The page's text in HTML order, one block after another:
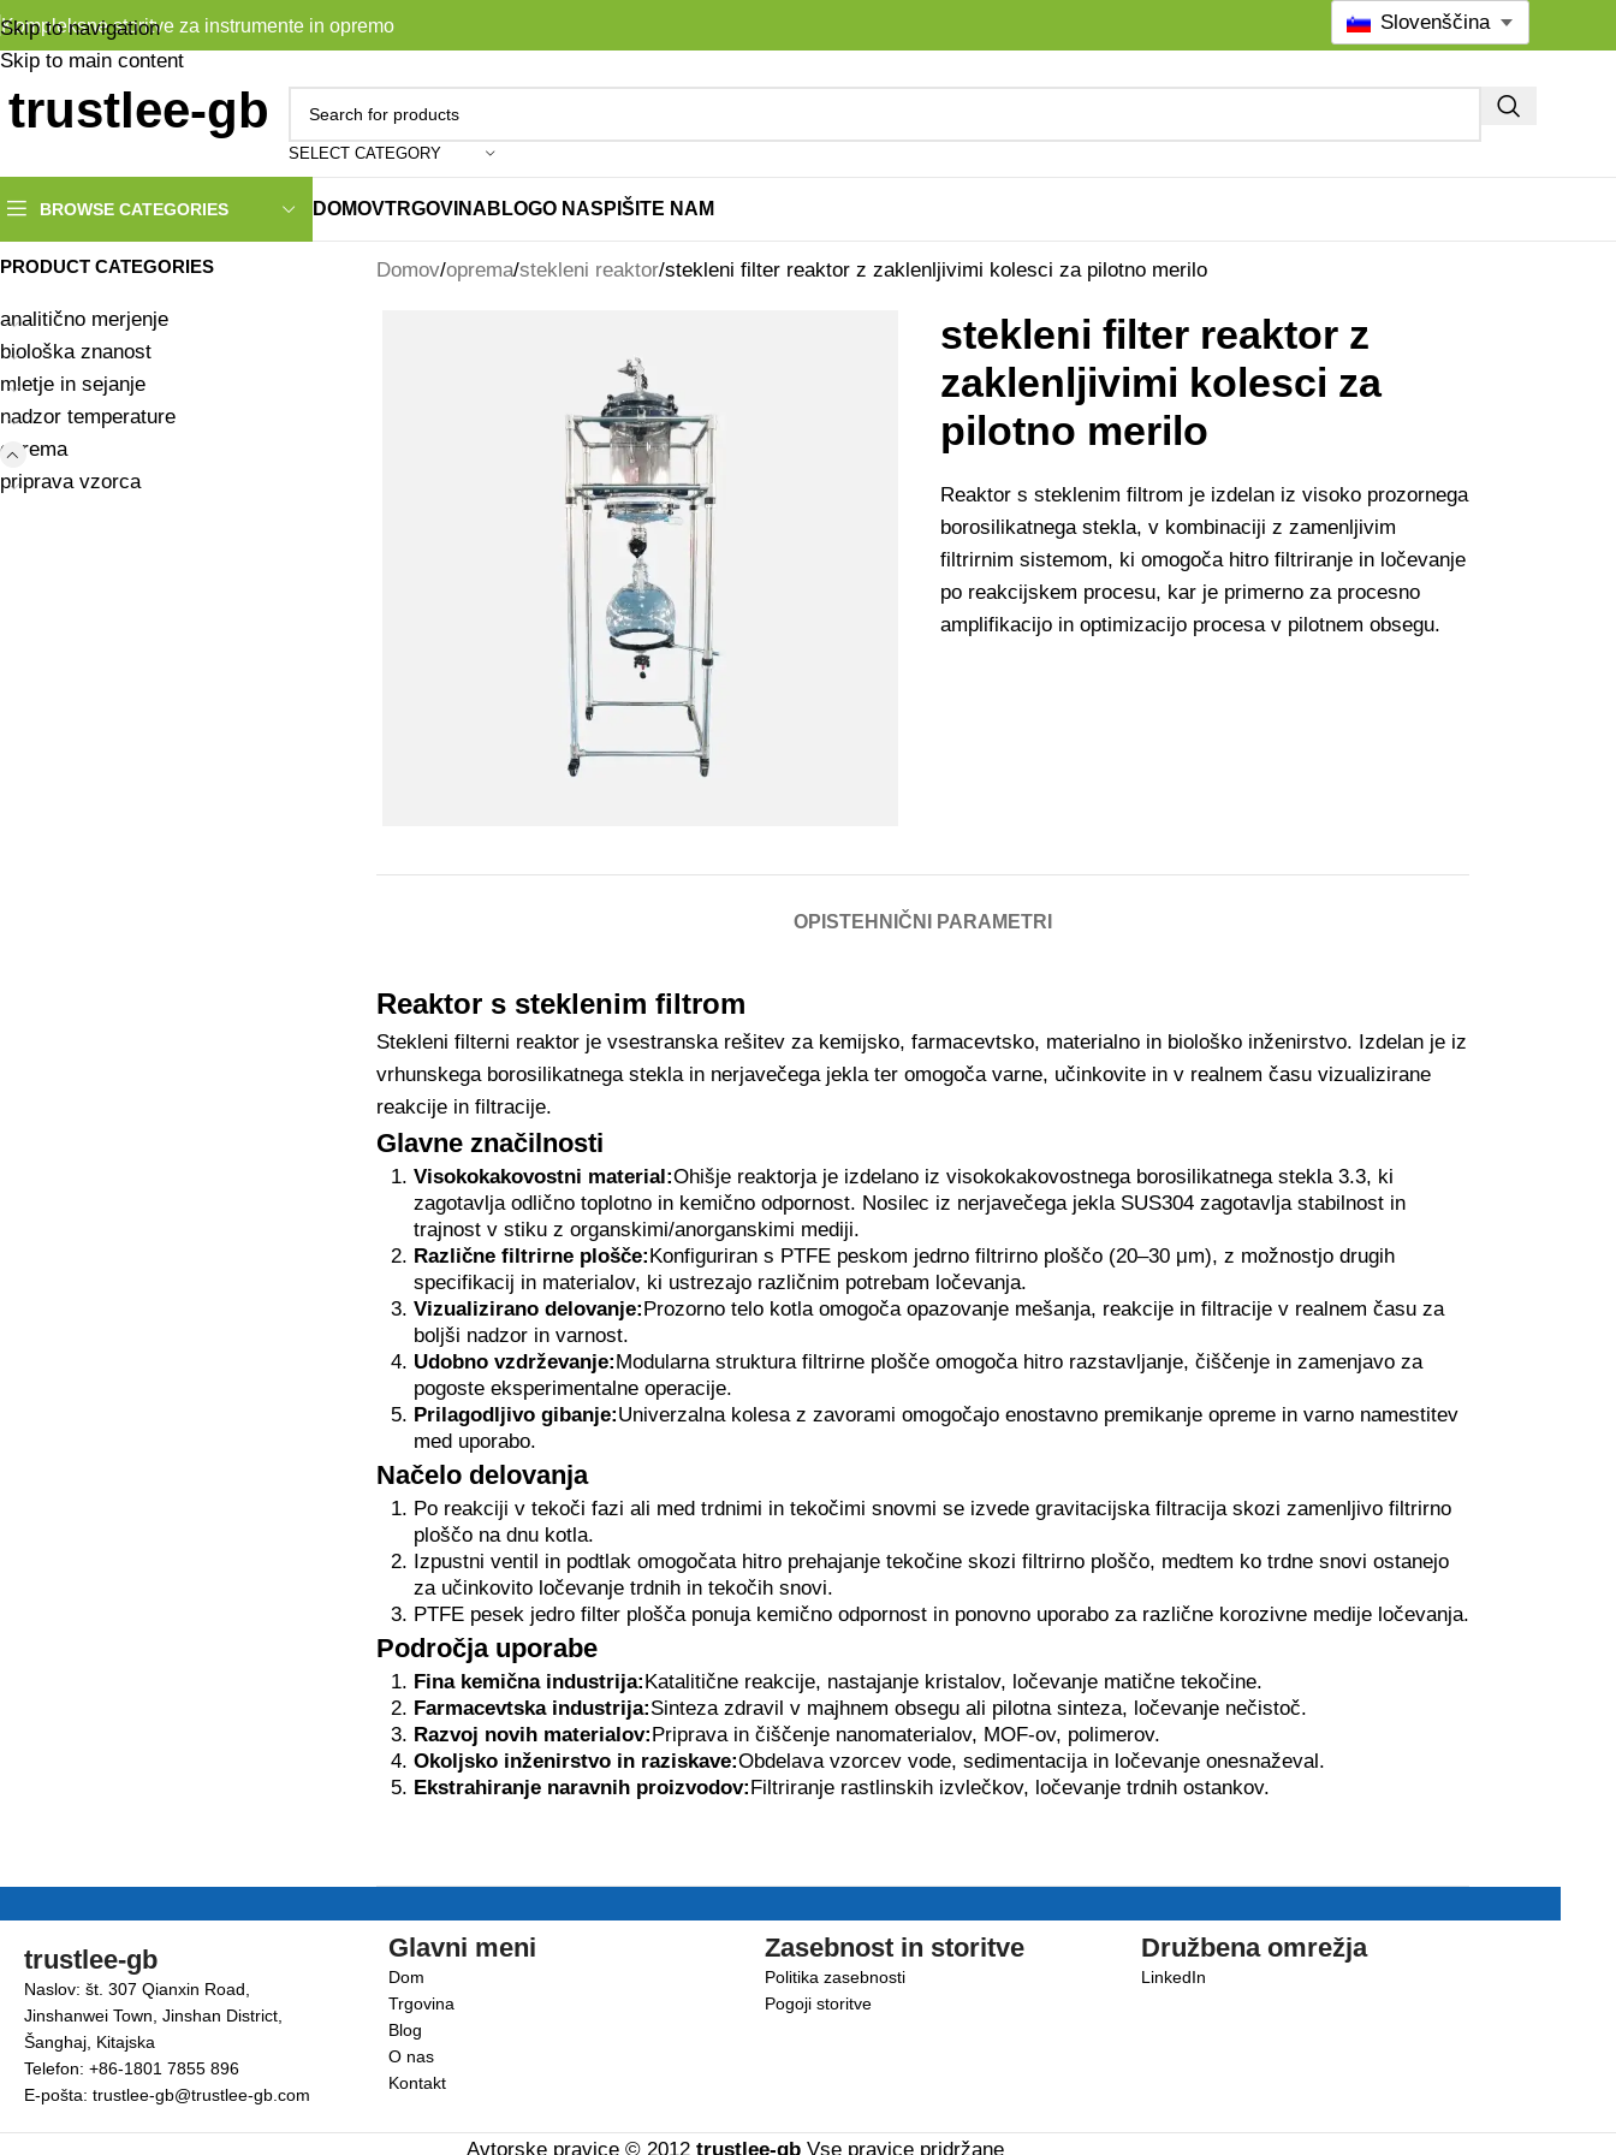
Skip to navigation
Skip to main content
Kompleksne storitve za instrumente in opremo
SELECT CATEGORY
BROWSE CATEGORIES DOMOVTRGOVINA BLOGO NAS PIŠITE NAM
Slovenščina
PRODUCT CATEGORIES
analitično merjenje
biološka znanost
mletje in sejanje
nadzor temperature
oprema
priprava vzorca
Domov oprema stekleni reaktor stekleni filter reaktor z zaklenljivimi kolesci za pilotno merilo
stekleni filter reaktor z
zaklenljivimi kolesci za
pilotno merilo
Reaktor s steklenim filtrom je izdelan iz visoko prozornega
borosilikatnega stekla, v kombinaciji z zamenljivim
filtrirnim sistemom, ki omogoča hitro filtriranje in ločevanje
po reakcijskem procesu, kar je primerno za procesno
amplifikacijo in optimizacijo procesa v pilotnem obsegu.
OPISTEHNIČNI PARAMETRI
Reaktor s steklenim filtrom
Stekleni filterni reaktor je vsestranska rešitev za kemijsko, farmacevtsko, materialno in biološko inženirstvo. Izdelan je iz
vrhunskega borosilikatnega stekla in nerjavečega jekla ter omogoča varne, učinkovite in v realnem času vizualizirane
reakcije in filtracije.
Glavne značilnosti
Visokokakovostni material:Ohišje reaktorja je izdelano iz visokokakovostnega borosilikatnega stekla 3.3, ki
zagotavlja odlično toplotno in kemično odpornost. Nosilec iz nerjavečega jekla SUS304 zagotavlja stabilnost in
trajnost v stiku z organskimi/anorganskimi mediji.
Različne filtrirne plošče: Konfiguriran s PTFE peskom jedrno filtrirno ploščo (20–30 μm), z možnostjo drugih
specifikacij in materialov, ki ustrezajo različnim potrebam ločevanja.
Vizualizirano delovanje: Prozorno telo kotla omogoča opazovanje mešanja, reakcije in filtracije v realnem času za
boljši nadzor in varnost.
Udobno vzdrževanje: Modularna struktura filtrirne plošče omogoča hitro razstavljanje, čiščenje in zamenjavo za
pogoste eksperimentalne operacije.
Prilagodljivo gibanje:Univerzalna kolesa z zavorami omogočajo enostavno premikanje opreme in varno namestitev
med uporabo.
Načelo delovanja
Po reakciji v tekoči fazi ali med trdnimi in tekočimi snovmi se izvede gravitacijska filtracija skozi zamenljivo filtrirno
ploščo na dnu kotla.
Izpustni ventil in podtlak omogočata hitro prehajanje tekočine skozi filtrirno ploščo, medtem ko trdne snovi ostanejo
za učinkovito ločevanje trdnih in tekočih snovi.
PTFE pesek jedro filter plošča ponuja kemično odpornost in ponovno uporabo za različne korozivne medije ločevanja.
Področja uporabe
Fina kemična industrija: Katalitične reakcije, nastajanje kristalov, ločevanje matične tekočine.
Farmacevtska industrija:Sinteza zdravil v majhnem obsegu ali pilotna sinteza, ločevanje nečistoč.
Razvoj novih materialov: Priprava in čiščenje nanomaterialov, MOF-ov, polimerov.
Okoljsko inženirstvo in raziskave:Obdelava vzorcev vode, sedimentacija in ločevanje onesnaževal.
Ekstrahiranje naravnih proizvodov: Filtriranje rastlinskih izvlečkov, ločevanje trdnih ostankov.
trustlee-gb
Naslov: št. 307 Qianxin Road,
Jinshanwei Town, Jinshan District,
Šanghaj, Kitajska
Telefon: +86-1801 7855 896
E-pošta: trustlee-gb@trustlee-gb.com
Glavni meni
Dom
Trgovina
Blog
O nas
Kontakt
Zasebnost in storitve
Politika zasebnosti
Pogoji storitve
Družbena omrežja
LinkedIn
Avtorske pravice © 2012 trustlee-gbVse pravice pridržane